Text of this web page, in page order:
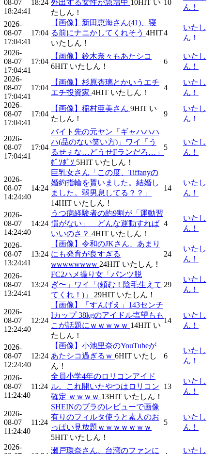
08-07
18:24:41
18:24 外出する女性が急増中 10HIT い
たしん！
10
ん！
2026-
08-07
17:04:41
17:04
【画像】新田恵海さん(41)、寝
る前にナニかしてくれそう 4HIT
いたしん！
4
いたし
ん！
2026-
08-07
17:04:41
17:04
【画像】鈴木奈々もあたシコ
6HIT いたしん！
6
いたし
ん！
2026-
08-07
17:04:41
17:04
【画像】杉原杏璃とかいうエチ
エチ投資家 4HIT いたしん！
4
いたし
ん！
2026-
08-07
17:04:41
17:04
【画像】稲村亜美さん 9HIT い
たしん！
9
いたし
ん！
2026-
08-07
17:04:41
17:04
バイト先の元ヤン「ギャハハハ
ハ(品のない笑い方)」ワイ「う
るせぇな…どうせFランだろ…」
ﾎﾞｿﾎﾞｿ 5HIT いたしん！
5
いたし
ん！
2026-
08-07
14:24:40
14:24
巨乳女さん「この度、Tiffanyの
婚約指輪を貰いました。結婚し
ました。弱男息してる？？」
14HIT いたしん！
14
いたし
ん！
2026-
08-07
14:24:40
14:24
うつ病経験者の約9割が「運動習
慣がない」 どんな運動すれば
いいのさ？ 4HIT いたしん！
4
いたし
ん！
2026-
08-07
13:24:41
13:24
【画像】令和のJKさん、あまり
にも発育が良すぎる
wwwwwwww 24HIT いたしん！
24
いたし
ん！
2026-
08-07
13:24:41
13:24
FC2ハメ撮り女「パンツ脱
ぎ〜」ワイ「(頼む！陰毛生えて
てくれ！)」 29HIT いたしん！
29
いたし
ん！
2026-
08-07
12:24:40
12:24
【画像】「すんげえ」143センチ
Iカップ 38kgのアイドル塩望もも
こが話題にｗｗｗｗｗ 14HIT い
たしん！
14
いたし
ん！
2026-
08-07
12:24:40
12:24
【画像】小池里奈のYouTubeが
あたシコ過ぎるｗ 6HIT いたし
ん！
6
いたし
ん！
2026-
08-07
11:24:40
11:24
全員小学4年のロリコンアイド
ル。これ開いたやつはロリコン
確定 ｗｗｗｗ 13HIT いたしん！
13
いたし
ん！
2026-
08-07
11:24:40
11:24
SHEINのブラのレビューで画像
有りのフィルタ使うと素人のお
っぱい見放題ｗｗｗｗｗｗｗ
5HIT いたしん！
5
いたし
ん！
2026-
瀬戸環奈さん、台湾のファンに いたし